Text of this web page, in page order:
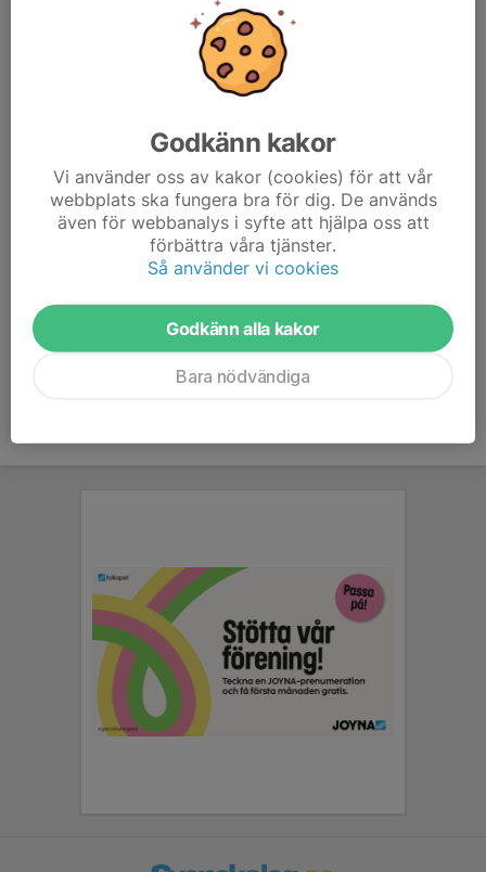
Trollpuffen 2023
Trollpuffen 2022
Trollpuffen 2017
Trollpuffen 2016
Trollpuffen 2015
Godkänn kakor
Vi använder oss av kakor (cookies) för att vår
webbplats ska fungera bra för dig. De används
även för webbanalys i syfte att hjälpa oss att
förbättra våra tjänster.
Så använder vi cookies
Godkänn alla kakor
Bara nödvändiga